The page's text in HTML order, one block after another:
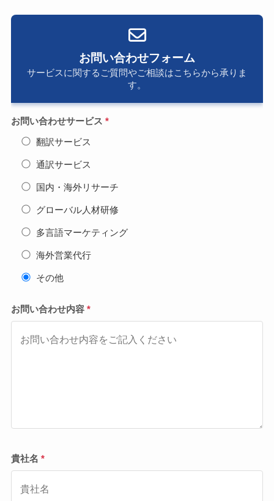
お問い合わせフォーム
サービスに関するご質問やご相談はこちらから承りま
す。
お問い合わせサービス *
翻訳サービス
通訳サービス
国内・海外リサーチ
グローバル人材研修
多言語マーケティング
海外営業代行
その他
お問い合わせ内容*
貴社名 *